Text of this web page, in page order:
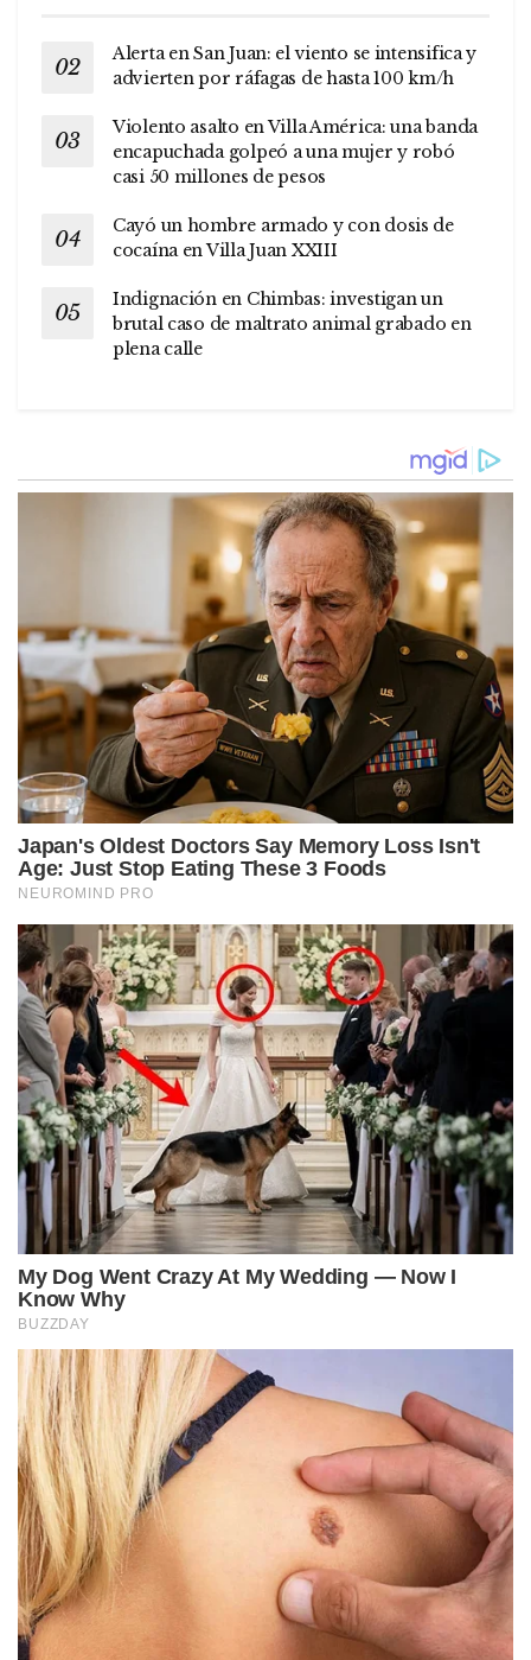
Alerta en San Juan: el viento se intensifica y
advierten por ráfagas de hasta 100 km/h
Violento asalto en Villa América: una banda
encapuchada golpeó a una mujer y robó
casi 50 millones de pesos
Cayó un hombre armado y con dosis de
cocaína en Villa Juan XXIII
Indignación en Chimbas: investigan un
brutal caso de maltrato animal grabado en
plena calle